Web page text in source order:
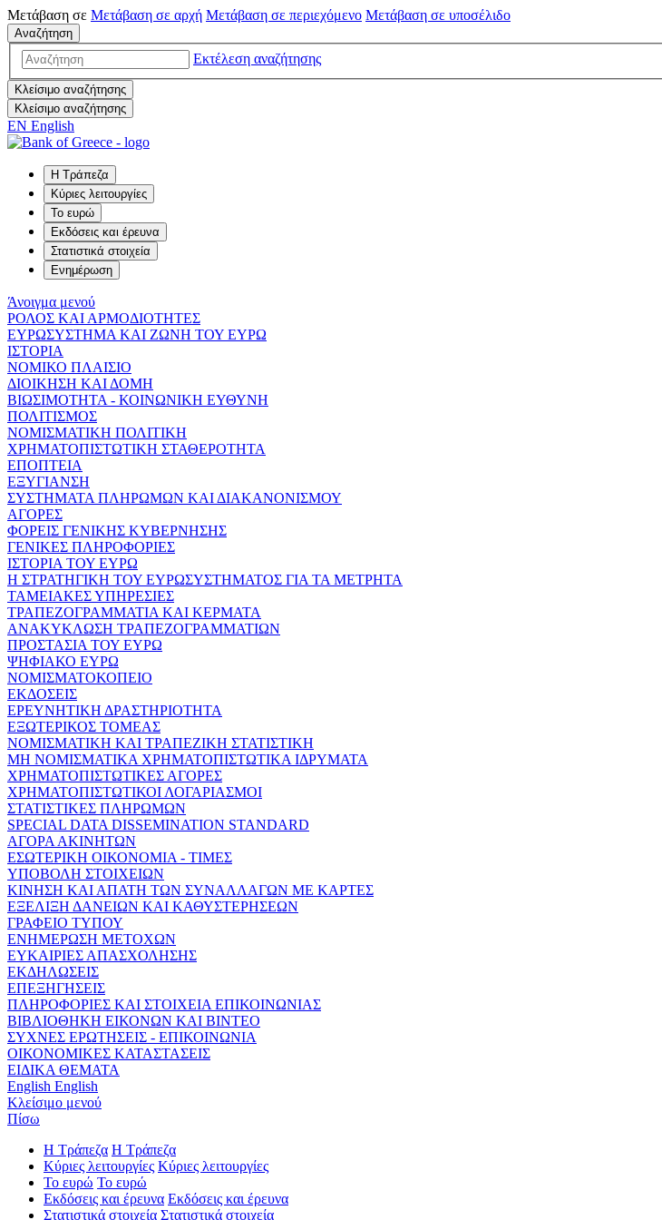
Μετάβαση σε Μετάβαση σε αρχή Μετάβαση σε περιεχόμενο Μετάβαση σε υποσέλιδο
Αναζήτηση
Εκτέλεση αναζήτησης
Κλείσιμο αναζήτησης
Κλείσιμο αναζήτησης
EN English
Η Τράπεζα
Κύριες λειτουργίες
Το ευρώ
Εκδόσεις και έρευνα
Στατιστικά στοιχεία
Ενημέρωση
Άνοιγμα μενού
ΡΟΛΟΣ ΚΑΙ ΑΡΜΟΔΙΟΤΗΤΕΣ
ΕΥΡΩΣΥΣΤΗΜΑ ΚΑΙ ΖΩΝΗ ΤΟΥ ΕΥΡΩ
ΙΣΤΟΡΙΑ
ΝΟΜΙΚΟ ΠΛΑΙΣΙΟ
ΔΙΟΙΚΗΣΗ ΚΑΙ ΔΟΜΗ
ΒΙΩΣΙΜΟΤΗΤΑ - ΚΟΙΝΩΝΙΚΗ ΕΥΘΥΝΗ
ΠΟΛΙΤΙΣΜΟΣ
ΝΟΜΙΣΜΑΤΙΚΗ ΠΟΛΙΤΙΚΗ
ΧΡΗΜΑΤΟΠΙΣΤΩΤΙΚΗ ΣΤΑΘΕΡΟΤΗΤΑ
ΕΠΟΠΤΕΙΑ
ΕΞΥΓΙΑΝΣΗ
ΣΥΣΤΗΜΑΤΑ ΠΛΗΡΩΜΩΝ ΚΑΙ ΔΙΑΚΑΝΟΝΙΣΜΟΥ
ΑΓΟΡΕΣ
ΦΟΡΕΙΣ ΓΕΝΙΚΗΣ ΚΥΒΕΡΝΗΣΗΣ
ΓΕΝΙΚΕΣ ΠΛΗΡΟΦΟΡΙΕΣ
ΙΣΤΟΡΙΑ ΤΟΥ ΕΥΡΩ
Η ΣΤΡΑΤΗΓΙΚΗ ΤΟΥ ΕΥΡΩΣΥΣΤΗΜΑΤΟΣ ΓΙΑ ΤΑ ΜΕΤΡΗΤΑ
ΤΑΜΕΙΑΚΕΣ ΥΠΗΡΕΣΙΕΣ
ΤΡΑΠΕΖΟΓΡΑΜΜΑΤΙΑ ΚΑΙ ΚΕΡΜΑΤΑ
ΑΝΑΚΥΚΛΩΣΗ ΤΡΑΠΕΖΟΓΡΑΜΜΑΤΙΩΝ
ΠΡΟΣΤΑΣΙΑ ΤΟΥ ΕΥΡΩ
ΨΗΦΙΑΚΟ ΕΥΡΩ
ΝΟΜΙΣΜΑΤΟΚΟΠΕΙΟ
ΕΚΔΟΣΕΙΣ
ΕΡΕΥΝΗΤΙΚΗ ΔΡΑΣΤΗΡΙΟΤΗΤΑ
ΕΞΩΤΕΡΙΚΟΣ ΤΟΜΕΑΣ
ΝΟΜΙΣΜΑΤΙΚΗ ΚΑΙ ΤΡΑΠΕΖΙΚΗ ΣΤΑΤΙΣΤΙΚΗ
ΜΗ ΝΟΜΙΣΜΑΤΙΚΑ ΧΡΗΜΑΤΟΠΙΣΤΩΤΙΚΑ ΙΔΡΥΜΑΤΑ
ΧΡΗΜΑΤΟΠΙΣΤΩΤΙΚΕΣ ΑΓΟΡΕΣ
ΧΡΗΜΑΤΟΠΙΣΤΩΤΙΚΟΙ ΛΟΓΑΡΙΑΣΜΟΙ
ΣΤΑΤΙΣΤΙΚΕΣ ΠΛΗΡΩΜΩΝ
SPECIAL DATA DISSEMINATION STANDARD
ΑΓΟΡΑ ΑΚΙΝΗΤΩΝ
ΕΣΩΤΕΡΙΚΗ ΟΙΚΟΝΟΜΙΑ - ΤΙΜΕΣ
ΥΠΟΒΟΛΗ ΣΤΟΙΧΕΙΩΝ
ΚΙΝΗΣΗ ΚΑΙ ΑΠΑΤΗ ΤΩΝ ΣΥΝΑΛΛΑΓΩΝ ΜΕ ΚΑΡΤΕΣ
ΕΞΕΛΙΞΗ ΔΑΝΕΙΩΝ ΚΑΙ ΚΑΘΥΣΤΕΡΗΣΕΩΝ
ΓΡΑΦΕΙΟ ΤΥΠΟΥ
ΕΝΗΜΕΡΩΣΗ ΜΕΤΟΧΩΝ
ΕΥΚΑΙΡΙΕΣ ΑΠΑΣΧΟΛΗΣΗΣ
ΕΚΔΗΛΩΣΕΙΣ
ΕΠΕΞΗΓΗΣΕΙΣ
ΠΛΗΡΟΦΟΡΙΕΣ ΚΑΙ ΣΤΟΙΧΕΙΑ ΕΠΙΚΟΙΝΩΝΙΑΣ
ΒΙΒΛΙΟΘΗΚΗ ΕΙΚΟΝΩΝ ΚΑΙ ΒΙΝΤΕΟ
ΣΥΧΝΕΣ ΕΡΩΤΗΣΕΙΣ - ΕΠΙΚΟΙΝΩΝΙΑ
ΟΙΚΟΝΟΜΙΚΕΣ ΚΑΤΑΣΤΑΣΕΙΣ
ΕΙΔΙΚΑ ΘΕΜΑΤΑ
English English
Κλείσιμο μενού
Πίσω
Η Τράπεζα Η Τράπεζα
Κύριες λειτουργίες Κύριες λειτουργίες
Το ευρώ Το ευρώ
Εκδόσεις και έρευνα Εκδόσεις και έρευνα
Στατιστικά στοιχεία Στατιστικά στοιχεία